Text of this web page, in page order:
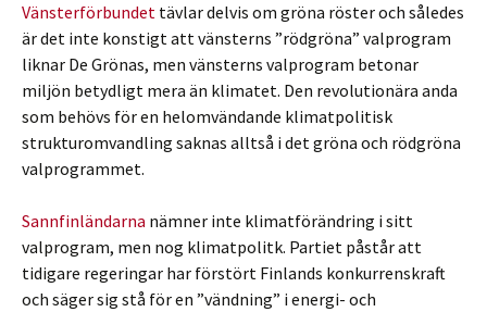
Vänsterförbundet tävlar delvis om gröna röster och således
är det inte konstigt att vänsterns ”rödgröna” valprogram
liknar De Grönas, men vänsterns valprogram betonar
miljön betydligt mera än klimatet. Den revolutionära anda
som behövs för en helomvändande klimatpolitisk
strukturomvandling saknas alltså i det gröna och rödgröna
valprogrammet.
Sannfinländarna nämner inte klimatförändring i sitt
valprogram, men nog klimatpolitk. Partiet påstår att
tidigare regeringar har förstört Finlands konkurrenskraft
och säger sig stå för en ”vändning” i energi- och